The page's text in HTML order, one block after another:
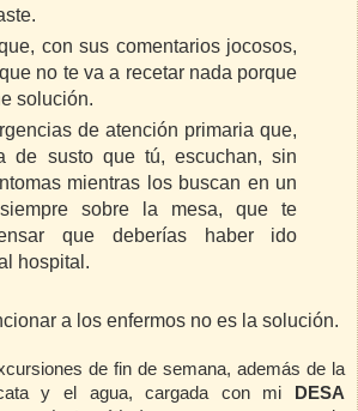
con sus comentarios jocosos,
no te va a recetar nada porque
solución.
de atención primaria que,
de susto que tú, escuchan, sin
mientras los buscan en un
sobre la mesa, que te
que deberías haber ido
hospital.
a los enfermos no es la solución.
de fin de semana, además de la
y el agua, cargada con mi
DESA